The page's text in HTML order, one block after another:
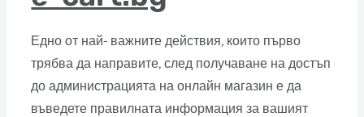
Едно от най- важните действия, които първо
трябва да направите, след получаване на достъп
до администрацията на онлайн магазин е да
въведете правилната информация за вашият